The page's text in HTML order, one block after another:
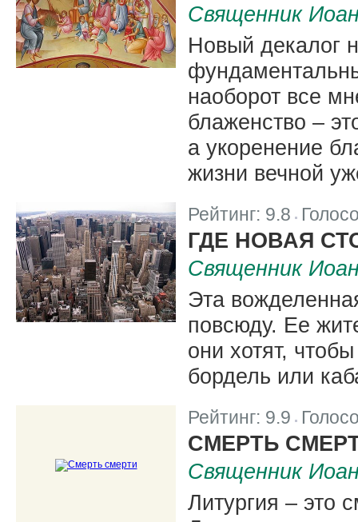
Священник
Новый декалог
наоборот все
блаженство –
а укоренение
жизни вечной
Рейтинг: 9.8 |
ГДЕ НОВАЯ
Священник
Эта
повсюду. Ее
они хотят,
бордель или
Рейтинг: 9.9
СМЕРТЬ
Священник
Литургия – это